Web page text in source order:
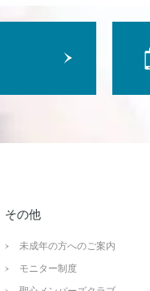
その他
未成年の方へのご案内
モニター制度